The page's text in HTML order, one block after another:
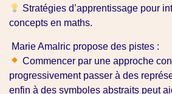
Stratégies d’apprentissage pour
concepts en maths.
Marie Amalric propose des pistes :
Commencer par une approche
progressivement passer à des
enfin à des symboles abstraits peut